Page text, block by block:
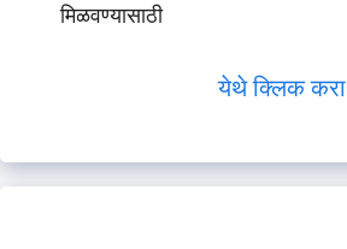
मिळवण्यासाठी
येथे क्लिक करा